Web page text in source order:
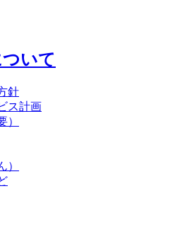
いて
針
ス計画
）
）